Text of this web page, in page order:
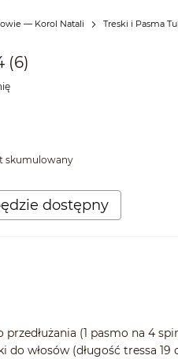
— Korol Natali
Treski і Pasma
(6)
skumulowany
dostępny
(1 pasmo na 4
do włosów (długość tressa